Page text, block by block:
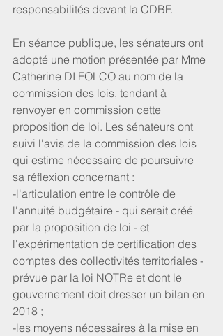
responsabilités devant la CDBF.
En séance publique, les sénateurs ont
adopté une motion présentée par Mme
Catherine DI FOLCO au nom de la
commission des lois, tendant à
renvoyer en commission cette
proposition de loi. Les sénateurs ont
suivi l'avis de la commission des lois
qui estime nécessaire de poursuivre
sa réflexion concernant :
-l'articulation entre le contrôle de
l'annuité budgétaire - qui serait créé
par la proposition de loi - et
l'expérimentation de certification des
comptes des collectivités territoriales -
prévue par la loi NOTRe et dont le
gouvernement doit dresser un bilan en
2018 ;
-les moyens nécessaires à la mise en